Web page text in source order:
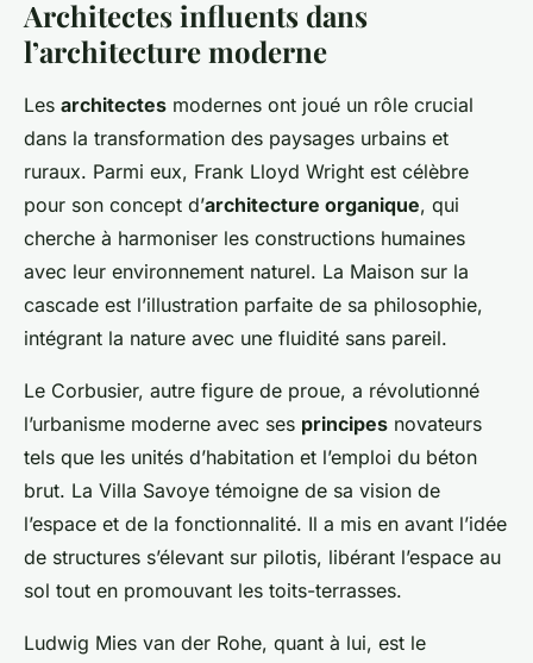
Architectes influents dans
l’architecture moderne
Les architectes modernes ont joué un rôle crucial
dans la transformation des paysages urbains et
ruraux. Parmi eux, Frank Lloyd Wright est célèbre
pour son concept d’architecture organique, qui
cherche à harmoniser les constructions humaines
avec leur environnement naturel. La Maison sur la
cascade est l’illustration parfaite de sa philosophie,
intégrant la nature avec une fluidité sans pareil.
Le Corbusier, autre figure de proue, a révolutionné
l’urbanisme moderne avec ses principes novateurs
tels que les unités d’habitation et l’emploi du béton
brut. La Villa Savoye témoigne de sa vision de
l’espace et de la fonctionnalité. Il a mis en avant l’idée
de structures s’élevant sur pilotis, libérant l’espace au
sol tout en promouvant les toits-terrasses.
Ludwig Mies van der Rohe, quant à lui, est le